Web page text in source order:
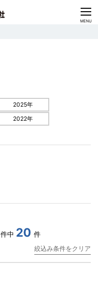
CLOSE
MENU
2025年
2022年
絞込み条件をクリア
件中 20 件